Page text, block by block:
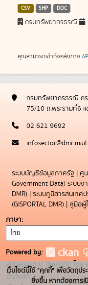
CSV SHP DOC
กรมทรัพยากรธรณี
คุณสามารถเข้าถึงคลังทาง
กรมทรัพยากรธรณี กร
75/10 ถ.พระรามที่6
02 621 9692
ระบบบัญชีข้อมูลภาครัฐ | ศู
Government Data) ระบบ
DMR) | ระบบภูมิสารสนเทศ
(GISPORTAL DMR) | คู่มือผู้
ภาษา
Powered by:
สนับสนุนระบบ Thai-GDC โด
เว็บไซต์ที่
ระบบ
เว็บไซต์นี้ใช้ "คุกกี้" เพื่อวัตถุป
ยิ่งขึ้น หากต้องการ